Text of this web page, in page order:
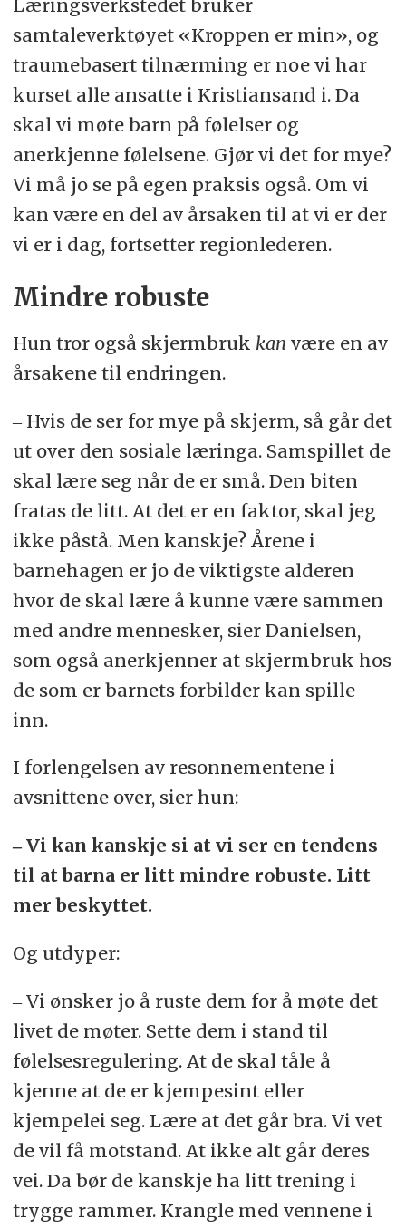
Læringsverkstedet bruker
samtaleverktøyet «Kroppen er min», og
traumebasert tilnærming er noe vi har
kurset alle ansatte i Kristiansand i. Da
skal vi møte barn på følelser og
anerkjenne følelsene. Gjør vi det for mye?
Vi må jo se på egen praksis også. Om vi
kan være en del av årsaken til at vi er der
vi er i dag, fortsetter regionlederen.
Mindre robuste
Hun tror også skjermbruk kan være en av
årsakene til endringen.
‒ Hvis de ser for mye på skjerm, så går det
ut over den sosiale læringa. Samspillet de
skal lære seg når de er små. Den biten
fratas de litt. At det er en faktor, skal jeg
ikke påstå. Men kanskje? Årene i
barnehagen er jo de viktigste alderen
hvor de skal lære å kunne være sammen
med andre mennesker, sier Danielsen,
som også anerkjenner at skjermbruk hos
de som er barnets forbilder kan spille
inn.
I forlengelsen av resonnementene i
avsnittene over, sier hun:
‒ Vi kan kanskje si at vi ser en tendens
til at barna er litt mindre robuste. Litt
mer beskyttet.
Og utdyper:
‒ Vi ønsker jo å ruste dem for å møte det
livet de møter. Sette dem i stand til
følelsesregulering. At de skal tåle å
kjenne at de er kjempesint eller
kjempelei seg. Lære at det går bra. Vi vet
de vil få motstand. At ikke alt går deres
vei. Da bør de kanskje ha litt trening i
trygge rammer. Krangle med vennene i